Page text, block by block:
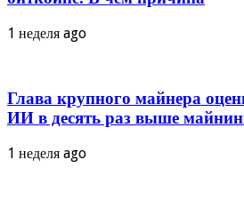
1 неделя ago
Глава крупного майнера
ИИ в десять раз выше
1 неделя ago